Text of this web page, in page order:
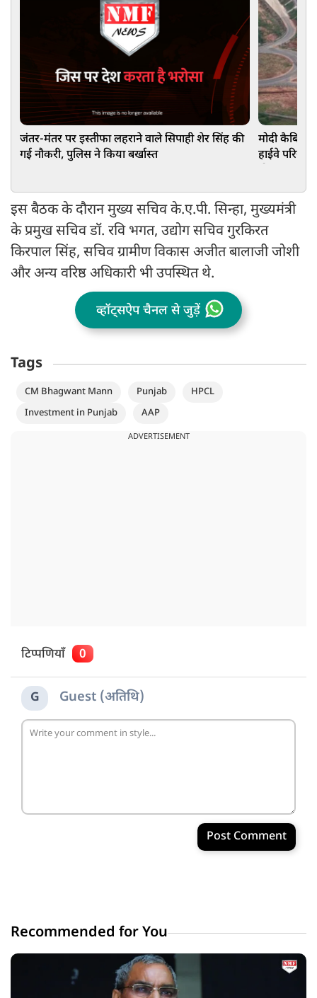
जंतर-मंतर पर इस्तीफा लहराने वाले सिपाही शेर सिंह की
गई नौकरी, पुलिस ने किया बर्खास्त
मोदी
हाईवे
इस बैठक के दौरान मुख्य सचिव के.ए.पी. सिन्हा, मुख्यमंत्री
के प्रमुख सचिव डॉ. रवि भगत, उद्योग सचिव गुरकिरत
किरपाल सिंह, सचिव ग्रामीण विकास अजीत बालाजी जोशी
और अन्य वरिष्ठ अधिकारी भी उपस्थित थे.
व्हॉट्सऐप चैनल से जुड़ें
Tags
CM Bhagwant Mann Punjab
HPCL
Investment in Punjab
AAP
ADVERTISEMENT
टिप्पणियाँ 0
G Guest (अतिथि)
Post Comment
Recommended for You